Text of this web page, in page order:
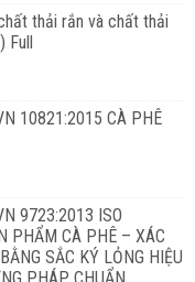
thải rắn và chất thải
Full
10821:2015 CÀ PHÊ
9723:2013 ISO
PHẨM CÀ PHÊ – XÁC
SẮC KÝ LỎNG HIỆU